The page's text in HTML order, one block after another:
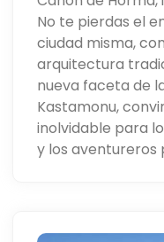
No te pierdas el
ciudad misma,
arquitectura
nueva faceta de
Kastamonu,
inolvidable para
y los aventureros